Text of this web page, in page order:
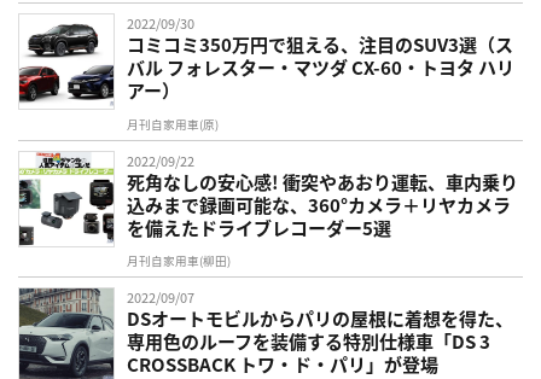
2022/09/30
コミコミ350万円で狙える、注目のSUV3選（ス
バル フォレスター・マツダ CX-60・トヨタ ハリ
アー）
月刊自家用車(原)
2022/09/22
死角なしの安心感! 衝突やあおり運転、車内乗り
込みまで録画可能な、360°カメラ＋リヤカメラ
を備えたドライブレコーダー5選
月刊自家用車(柳田)
2022/09/07
DSオートモビルからパリの屋根に着想を得た、
専用色のルーフを装備する特別仕様車「DS 3
CROSSBACK トワ・ド・パリ」が登場